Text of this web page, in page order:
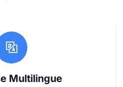
Multilingue